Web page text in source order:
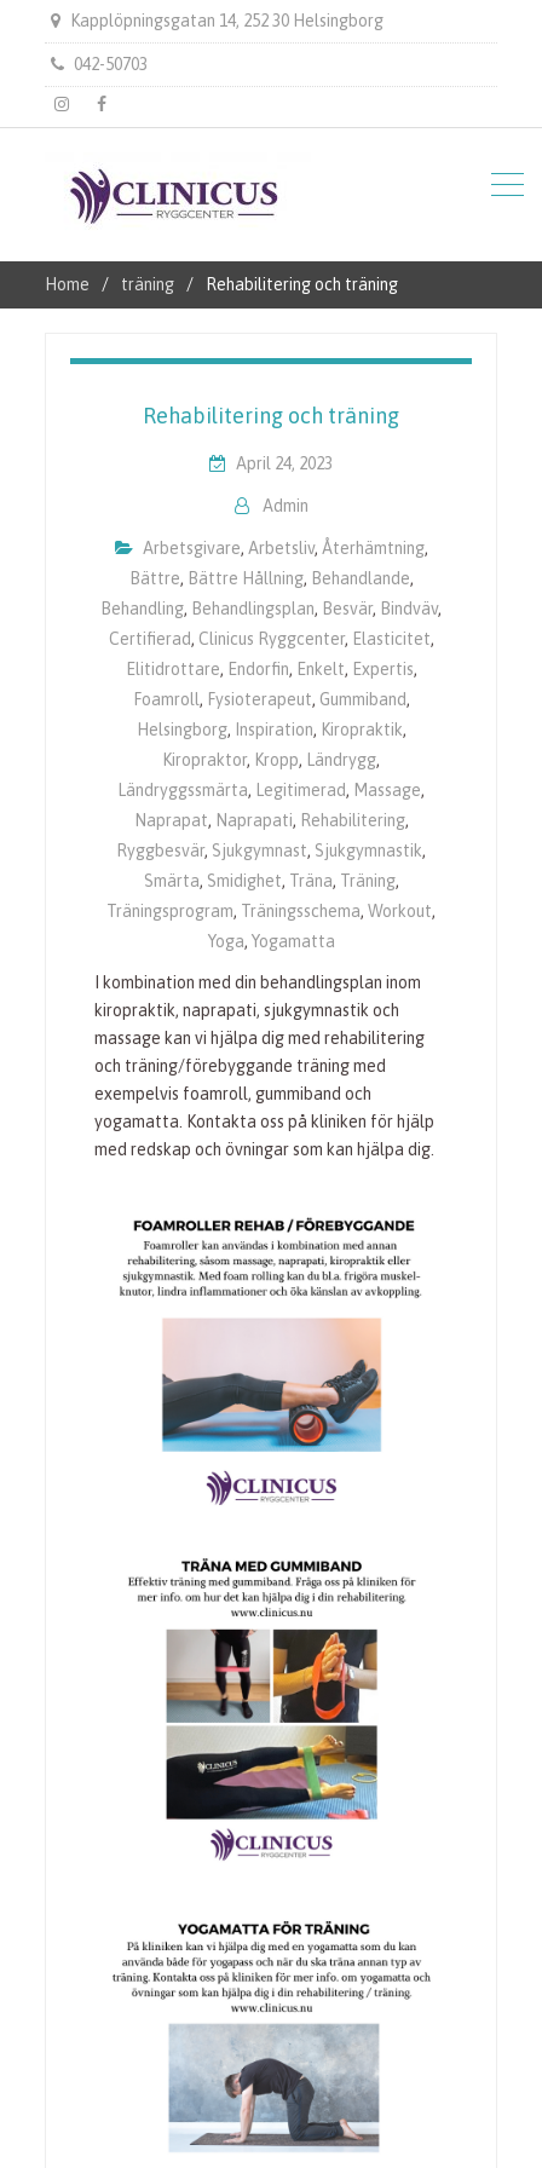
Kapplöpningsgatan 14, 252 30 Helsingborg
042-50703
instagramFacebook
Home träning Rehabilitering och träning
Rehabilitering och träning
April 24, 2023
Admin
Arbetsgivare, Arbetsliv, Återhämtning,
Bättre, Bättre Hållning, Behandlande,
Behandling, Behandlingsplan, Besvär, Bindväv,
Certifierad, Clinicus Ryggcenter, Elasticitet,
Elitidrottare, Endorfin, Enkelt, Expertis,
Foamroll , Fysioterapeut, Gummiband,
Helsingborg, Inspiration, Kiropraktik,
Kiropraktor, Kropp, Ländrygg,
Ländryggssmärta, Legitimerad, Massage,
Naprapat, Naprapati, Rehabilitering,
Ryggbesvär, Sjukgymnast, Sjukgymnastik,
Smärta, Smidighet, Träna, Träning,
Träningsprogram, Träningsschema, Workout,
Yoga, Yogamatta
I kombination med din behandlingsplan inom
kiropraktik, naprapati, sjukgymnastik och
massage kan vi hjälpa dig med rehabilitering
och träning/förebyggande träning med
exempelvis foamroll, gummiband och
yogamatta. Kontakta oss på kliniken för hjälp
med redskap och övningar som kan hjälpa dig.